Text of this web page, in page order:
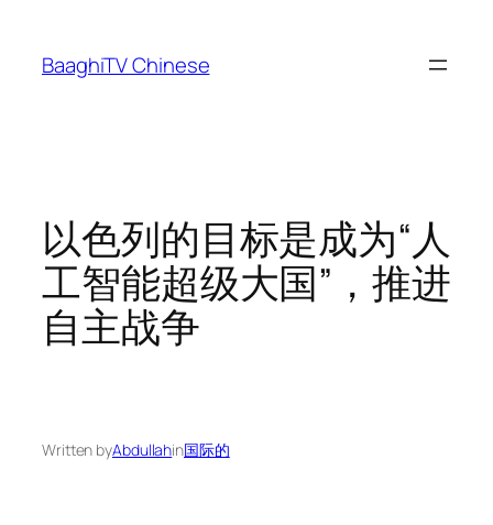
content
BaaghiTV Chinese
以色列的目标是成为“人
工智能超级大国”，推进
自主战争
Written byAbdullahin国际的